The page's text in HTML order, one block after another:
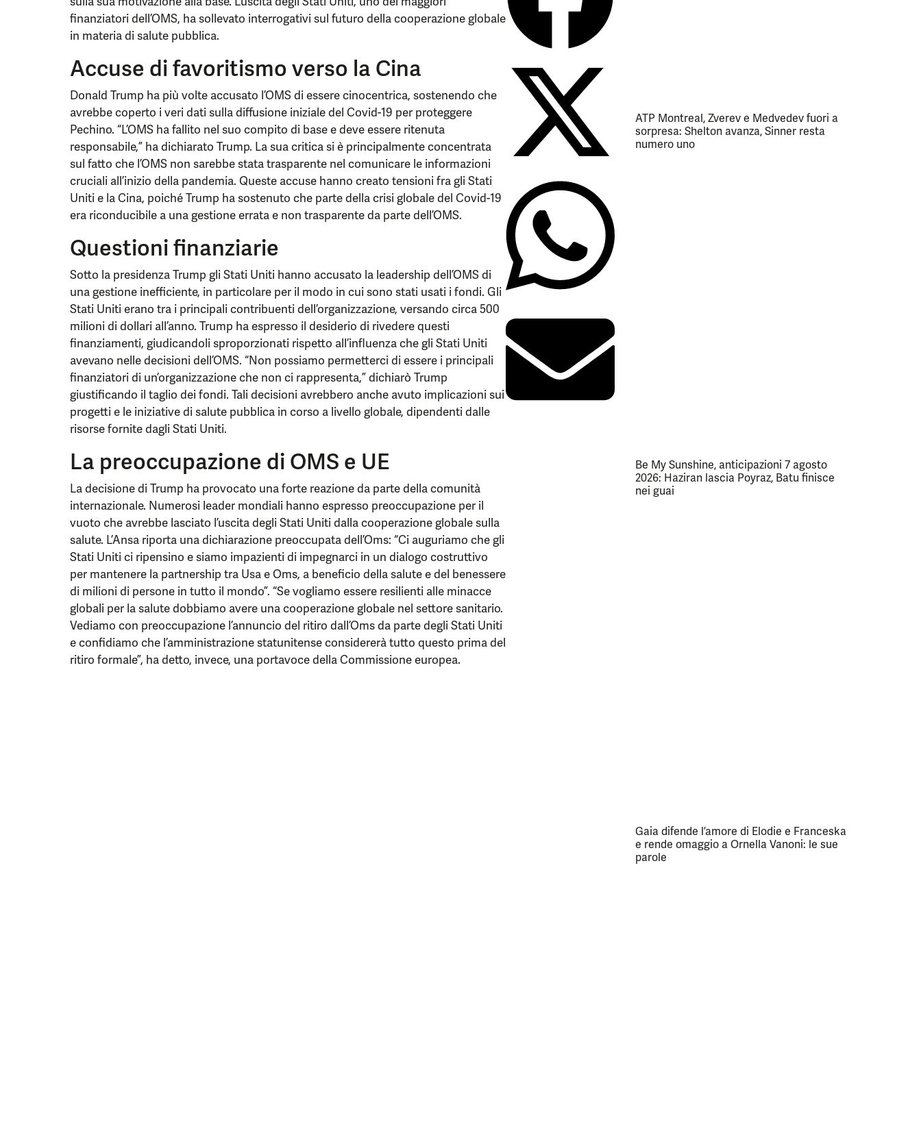
finanziatori dell’OMS, ha sollevato interrogativi sul futuro della cooperazione globale
in materia di salute pubblica.
Accuse di favoritismo verso la Cina
Donald Trump ha più volte accusato l’OMS di essere cinocentrica, sostenendo che
avrebbe coperto i veri dati sulla diffusione iniziale del Covid-19 per proteggere
Pechino. “L’OMS ha fallito nel suo compito di base e deve essere ritenuta
responsabile,” ha dichiarato Trump. La sua critica si è principalmente concentrata
sul fatto che l’OMS non sarebbe stata trasparente nel comunicare le informazioni
cruciali all’inizio della pandemia. Queste accuse hanno creato tensioni fra gli Stati
Uniti e la Cina, poiché Trump ha sostenuto che parte della crisi globale del Covid-19
era riconducibile a una gestione errata e non trasparente da parte dell’OMS.
Questioni finanziarie
Sotto la presidenza Trump gli Stati Uniti hanno accusato la leadership dell’OMS di
una gestione inefficiente, in particolare per il modo in cui sono stati usati i fondi. Gli
Stati Uniti erano tra i principali contribuenti dell’organizzazione, versando circa 500
milioni di dollari all’anno. Trump ha espresso il desiderio di rivedere questi
finanziamenti, giudicandoli sproporzionati rispetto all’influenza che gli Stati Uniti
avevano nelle decisioni dell’OMS. “Non possiamo permetterci di essere i principali
finanziatori di un’organizzazione che non ci rappresenta,” dichiarò Trump
giustificando il taglio dei fondi. Tali decisioni avrebbero anche avuto implicazioni sui
progetti e le iniziative di salute pubblica in corso a livello globale, dipendenti dalle
risorse fornite dagli Stati Uniti.
La preoccupazione di OMS e UE
La decisione di Trump ha provocato una forte reazione da parte della comunità
internazionale. Numerosi leader mondiali hanno espresso preoccupazione per il
vuoto che avrebbe lasciato l’uscita degli Stati Uniti dalla cooperazione globale sulla
salute. L’Ansa riporta una dichiarazione preoccupata dell’Oms: “Ci auguriamo che gli
Stati Uniti ci ripensino e siamo impazienti di impegnarci in un dialogo costruttivo
per mantenere la partnership tra Usa e Oms, a beneficio della salute e del benessere
di milioni di persone in tutto il mondo”. “Se vogliamo essere resilienti alle minacce
globali per la salute dobbiamo avere una cooperazione globale nel settore sanitario.
Vediamo con preoccupazione l’annuncio del ritiro dall’Oms da parte degli Stati Uniti
e confidiamo che l’amministrazione statunitense considererà tutto questo prima del
ritiro formale”, ha detto, invece, una portavoce della Commissione europea.
ATP Montreal, Zverev e Medvedev fuori a
sorpresa: Shelton avanza, Sinner resta
numero uno
Be My Sunshine, anticipazioni 7 agosto
2026: Haziran lascia Poyraz, Batu finisce
nei guai
Gaia difende l’amore di Elodie e Franceska
e rende omaggio a Ornella Vanoni: le sue
parole